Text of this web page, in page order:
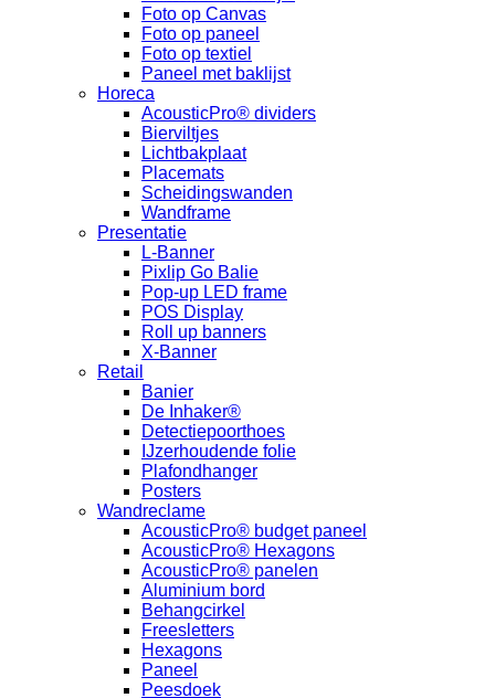
Foto op Canvas
Foto op paneel
Foto op textiel
Paneel met baklijst
Horeca
AcousticPro® dividers
Bierviltjes
Lichtbakplaat
Placemats
Scheidingswanden
Wandframe
Presentatie
L-Banner
Pixlip Go Balie
Pop-up LED frame
POS Display
Roll up banners
X-Banner
Retail
Banier
De Inhaker®
Detectiepoorthoes
IJzerhoudende folie
Plafondhanger
Posters
Wandreclame
AcousticPro® budget paneel
AcousticPro® Hexagons
AcousticPro® panelen
Aluminium bord
Behangcirkel
Freesletters
Hexagons
Paneel
Peesdoek